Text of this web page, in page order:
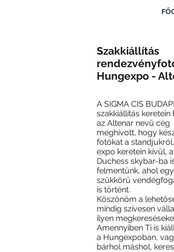
Szakkiállítás
Hungexpo -
A SIGMA CIS
szakkiállítás keretein
az Altenar nevű cég
meghívott, hogy
fotókat a
expo keretein kívül,
Duchess skybar-ba
felmentünk, ahol egy
szűkkörű
is történt.
Köszönöm a
mindig szívesen
ilyen
Amennyiben Ti is
a Hungexpoban,
bárhol máshol,